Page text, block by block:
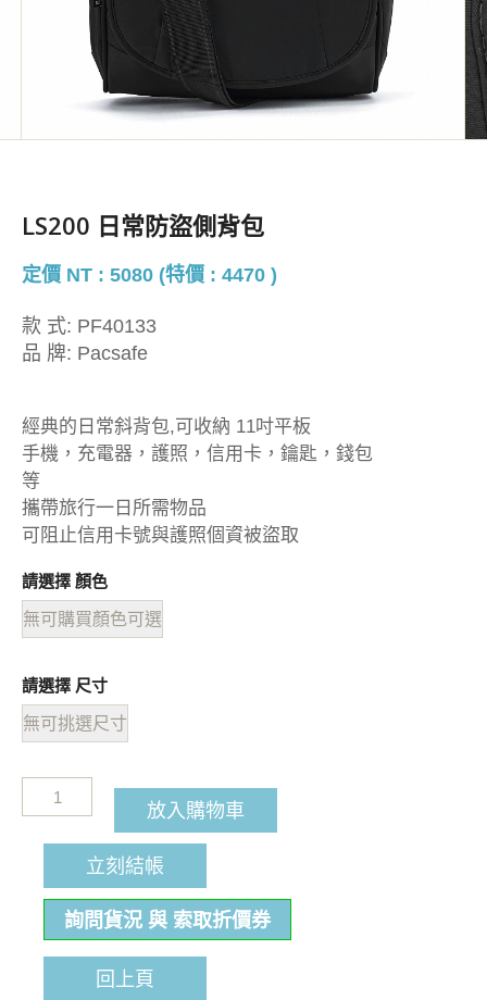
LS200 日常防盜側背包
定價 NT : 5080 (特價 : 4470 )
款 式: PF40133
品 牌: Pacsafe
經典的日常斜背包,可收納 11吋平板
手機，充電器，護照，信用卡，鑰匙，錢包
等
攜帶旅行一日所需物品
可阻止信用卡號與護照個資被盜取
請選擇 顏色
無可購買顏色可選
請選擇 尺寸
無可挑選尺寸
放入購物車
立刻結帳
詢問貨況 與 索取折價券
回上頁